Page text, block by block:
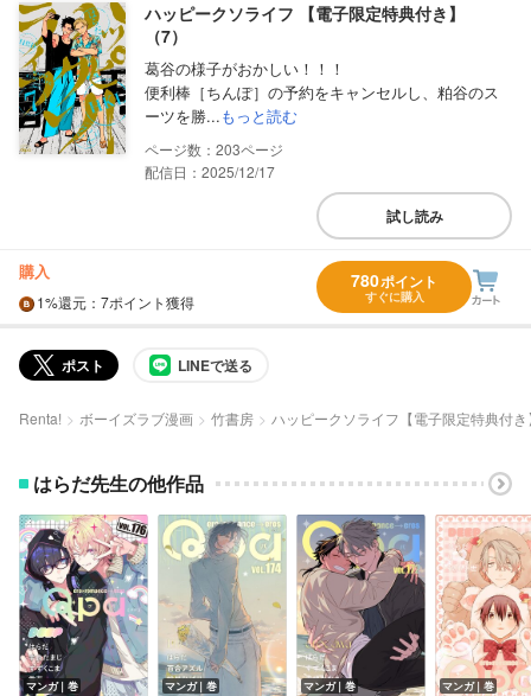
ハッピークソライフ 【電子限定特典付き】
（7）
葛谷の様子がおかしい！！！
便利棒［ちんぽ］の予約をキャンセルし、粕谷のス
ーツを勝...もっと読む
203
配信日：2025/12/17
試し読み
購入
1%還元 ：7ポイント獲得
780ポイント
すぐに購入
ポスト LINEで送る
Renta! ボーイズラブ漫画 竹書房 ハッピークソライフ【電子限定特典付き
はらだ先生の他作品
マンガ｜巻 マンガ｜巻 マンガ｜巻 マンガ｜巻